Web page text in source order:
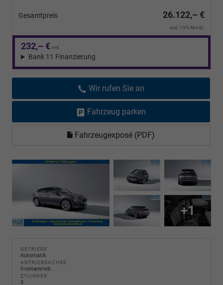
Gesamtpreis 26.122,– €
incl. 19% MwSt.
232,– € mtl.
Bank 11 Finanzierung
Wir rufen Sie an
Fahrzeug parken
Fahrzeugexposé (PDF)
+1
GETRIEBE
Automatik
ANTRIEBSACHSE
Frontantrieb
ZYLINDER
3